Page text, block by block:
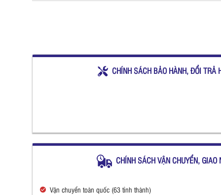
CHÍNH SÁCH BẢO HÀNH, ĐỔI TRẢ
CHÍNH SÁCH VẬN CHUYỂN, GIAO
Vận chuyển toàn quốc (63 tỉnh thành)